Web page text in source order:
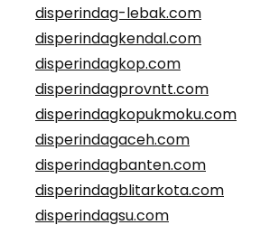
disperindag-lebak.com
disperindagkendal.com
disperindagkop.com
disperindagprovntt.com
disperindagkopukmoku.com
disperindagaceh.com
disperindagbanten.com
disperindagblitarkota.com
disperindagsu.com